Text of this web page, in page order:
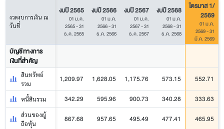
งวดงบการเงิน ณ
วันที่
งบปี 2565
01 ม.ค.
2565 - 31
ธ.ค. 2565
งบปี 2566
01 ม.ค.
2566 - 31
ธ.ค. 2566
งบปี 2567
01 ม.ค.
2567 - 31
ธ.ค. 2567
งบปี 2568
01 ม.ค.
2568 - 31
ธ.ค. 2568
ไตรมาส 1/
2569
01 ม.ค.
2569 - 31
มี.ค. 2569
บัญชีทางการ
เงินที่สำคัญ
สินทรัพย์
รวม
1,209.97 1,628.05 1,175.76 573.15 552.71
หนี้สินรวม 342.29 595.96 900.73 340.28 333.63
ส่วนของผู้
ถือหุ้น
867.68 957.65 495.49 477.41 465.95